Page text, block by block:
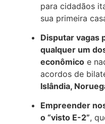
para cidadãos
sua primeira
Disputar vagas
qualquer um
econômico e
acordos de
Islândia,
Empreender
o “visto E-2”,